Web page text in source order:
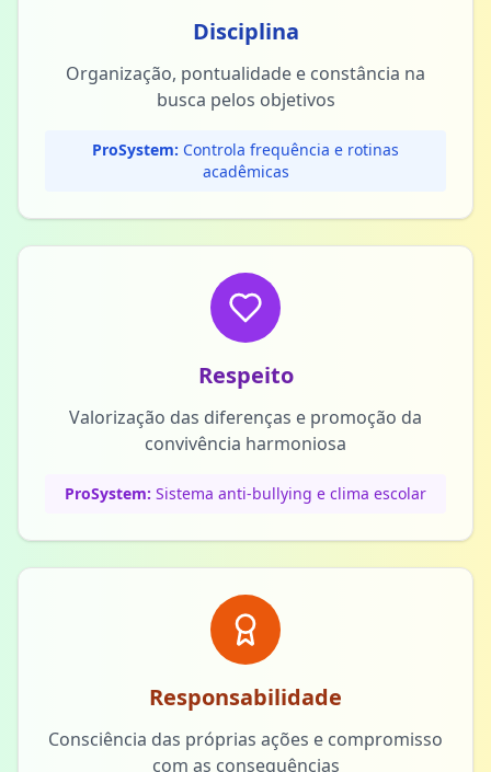
Disciplina
Organização, pontualidade e constância na
busca pelos objetivos
ProSystem: Controla frequência e rotinas
acadêmicas
Respeito
Valorização das diferenças e promoção da
convivência harmoniosa
ProSystem: Sistema anti-bullying e clima escolar
Responsabilidade
Consciência das próprias ações e compromisso
com as consequências